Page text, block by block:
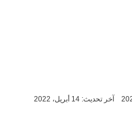
آخر تحديث: 14 أبريل، 2022